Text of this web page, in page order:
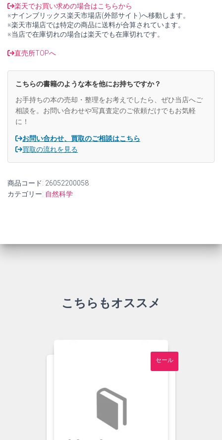
ロ
ジ
ー
【中
個
楽天でお買い求めの場合はこちらから
※ナインブリックス楽天市場店(外部サイト)へ移動します。
※楽天市場店では特定の商品に送料が合算されています。
※当店で在庫切れの場合は楽天でも在庫切れです。
直売所TOPへ
こちらの書籍のような本を他にお持ちですか？
お手持ちの本の売却・整理をお考えでしたら、ぜひ当店へご
相談を。お問い合わせや写真査定のご依頼だけでもお気軽
に！
お問い合わせ、買取のご相談はこちら
買取の流れを見る
商品コード: 26052200058
カテゴリー: 自然科学
こちらもオススメ
セール